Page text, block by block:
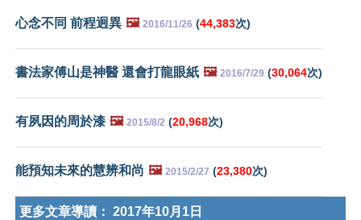
心念不同 前程迥異 🖼️ 2016/11/26 (44,383次)
書法家傅山是神醫 還會打龍眼紙 🖼️ 2016/7/29 (30,064次)
有夙因的周於漆 🖼️ 2015/8/2 (20,968次)
能預知未來的慧辨和尚 🖼️ 2015/2/27 (23,380次)
更多文章導讀： 2017年10月1日